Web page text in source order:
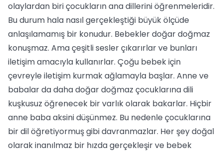
olaylardan biri çocukların ana dillerini öğrenmeleridir.
Bu durum hala nasıl gerçekleştiği büyük ölçüde
anlaşılamamış bir konudur. Bebekler doğar doğmaz
konuşmaz. Ama çeşitli sesler çıkarırlar ve bunları
iletişim amacıyla kullanırlar. Çoğu bebek için
çevreyle iletişim kurmak ağlamayla başlar. Anne ve
babalar da daha doğar doğmaz çocuklarına dili
kuşkusuz öğrenecek bir varlık olarak bakarlar. Hiçbir
anne baba aksini düşünmez. Bu nedenle çocuklarına
bir dil öğretiyormuş gibi davranmazlar. Her şey doğal
olarak inanılmaz bir hızda gerçekleşir ve bebek